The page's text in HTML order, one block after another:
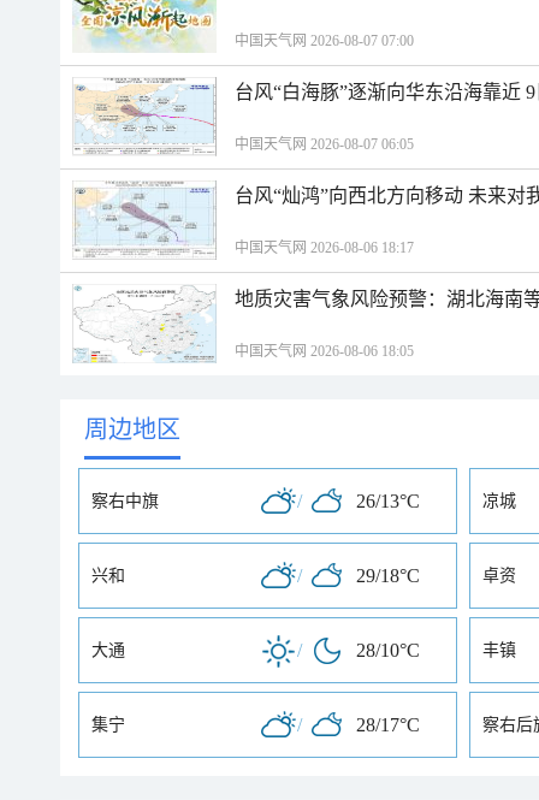
中国天气网 2026-08-07 07:00
台风“白海豚”逐渐向华东沿海靠近
中国天气网 2026-08-07 06:05
台风“灿鸿”向西北方向移动 未来对
中国天气网 2026-08-06 18:17
地质灾害气象风险预警：湖北海南
中国天气网 2026-08-06 18:05
周边地区
察右中旗 / 26/13°C 凉城
兴和 / 29/18°C 卓资
大通 / 28/10°C 丰镇
集宁 / 28/17°C 察右后